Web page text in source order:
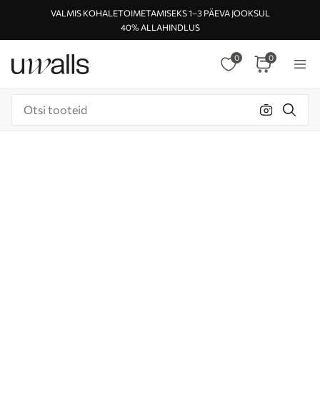
VALMIS KOHALETOIMETAMISEKS 1–3 PÄEVA JOOKSUL
40% ALLAHINDLUS
0 0